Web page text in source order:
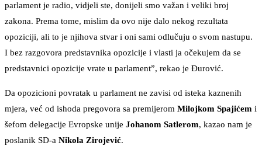
parlament je radio, vidjeli ste, donijeli smo važan i veliki broj
zakona. Prema tome, mislim da ovo nije dalo nekog rezultata
opoziciji, ali to je njihova stvar i oni sami odlučuju o svom nastupu.
I bez razgovora predstavnika opozicije i vlasti ja očekujem da se
predstavnici opozicije vrate u parlament”, rekao je Đurović.
Da opozicioni povratak u parlament ne zavisi od isteka kaznenih
mjera, već od ishoda pregovora sa premijerom Milojkom Spajićem i
šefom delegacije Evropske unije Johanom Satlerom, kazao nam je
poslanik SD-a Nikola Zirojević.